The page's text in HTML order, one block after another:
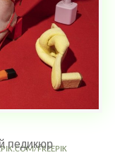
педикюр
FREEPIK